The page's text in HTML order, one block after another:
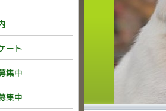
ート
集中
集中